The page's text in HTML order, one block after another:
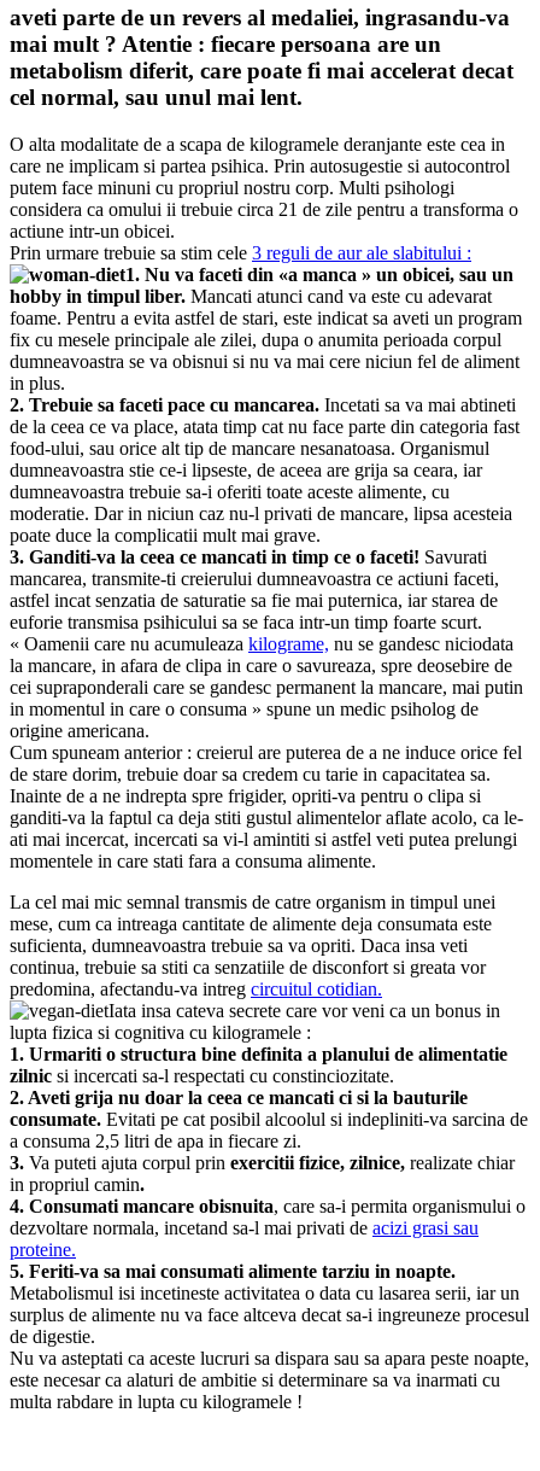
aveti parte de un revers al medaliei, ingrasandu-va
mai mult ? Atentie : fiecare persoana are un
metabolism diferit, care poate fi mai accelerat decat
cel normal, sau unul mai lent.
O alta modalitate de a scapa de kilogramele deranjante este cea in
care ne implicam si partea psihica. Prin autosugestie si autocontrol
putem face minuni cu propriul nostru corp. Multi psihologi
considera ca omului ii trebuie circa 21 de zile pentru a transforma o
actiune intr-un obicei.
Prin urmare trebuie sa stim cele 3 reguli de aur ale slabitului :
1. Nu va faceti din «a manca » un obicei, sau un
hobby in timpul liber. Mancati atunci cand va este cu adevarat
foame. Pentru a evita astfel de stari, este indicat sa aveti un program
fix cu mesele principale ale zilei, dupa o anumita perioada corpul
dumneavoastra se va obisnui si nu va mai cere niciun fel de aliment
in plus.
2. Trebuie sa faceti pace cu mancarea. Incetati sa va mai abtineti
de la ceea ce va place, atata timp cat nu face parte din categoria fast
food-ului, sau orice alt tip de mancare nesanatoasa. Organismul
dumneavoastra stie ce-i lipseste, de aceea are grija sa ceara, iar
dumneavoastra trebuie sa-i oferiti toate aceste alimente, cu
moderatie. Dar in niciun caz nu-l privati de mancare, lipsa acesteia
poate duce la complicatii mult mai grave.
3. Ganditi-va la ceea ce mancati in timp ce o faceti! Savurati
mancarea, transmite-ti creierului dumneavoastra ce actiuni faceti,
astfel incat senzatia de saturatie sa fie mai puternica, iar starea de
euforie transmisa psihicului sa se faca intr-un timp foarte scurt.
« Oamenii care nu acumuleaza kilograme, nu se gandesc niciodata
la mancare, in afara de clipa in care o savureaza, spre deosebire de
cei supraponderali care se gandesc permanent la mancare, mai putin
in momentul in care o consuma » spune un medic psiholog de
origine americana.
Cum spuneam anterior : creierul are puterea de a ne induce orice fel
de stare dorim, trebuie doar sa credem cu tarie in capacitatea sa.
Inainte de a ne indrepta spre frigider, opriti-va pentru o clipa si
ganditi-va la faptul ca deja stiti gustul alimentelor aflate acolo, ca le-
ati mai incercat, incercati sa vi-l amintiti si astfel veti putea prelungi
momentele in care stati fara a consuma alimente.
La cel mai mic semnal transmis de catre organism in timpul unei
mese, cum ca intreaga cantitate de alimente deja consumata este
suficienta, dumneavoastra trebuie sa va opriti. Daca insa veti
continua, trebuie sa stiti ca senzatiile de disconfort si greata vor
predomina, afectandu-va intreg circuitul cotidian.
Iata insa cateva secrete care vor veni ca un bonus in
lupta fizica si cognitiva cu kilogramele :
1. Urmariti o structura bine definita a planului de alimentatie
zilnic si incercati sa-l respectati cu constinciozitate.
2. Aveti grija nu doar la ceea ce mancati ci si la bauturile
consumate. Evitati pe cat posibil alcoolul si indepliniti-va sarcina de
a consuma 2,5 litri de apa in fiecare zi.
3. Va puteti ajuta corpul prin exercitii fizice, zilnice, realizate chiar
in propriul camin.
4. Consumati mancare obisnuita, care sa-i permita organismului o
dezvoltare normala, incetand sa-l mai privati de acizi grasi sau
proteine.
5. Feriti-va sa mai consumati alimente tarziu in noapte.
Metabolismul isi incetineste activitatea o data cu lasarea serii, iar un
surplus de alimente nu va face altceva decat sa-i ingreuneze procesul
de digestie.
Nu va asteptati ca aceste lucruri sa dispara sau sa apara peste noapte,
este necesar ca alaturi de ambitie si determinare sa va inarmati cu
multa rabdare in lupta cu kilogramele !